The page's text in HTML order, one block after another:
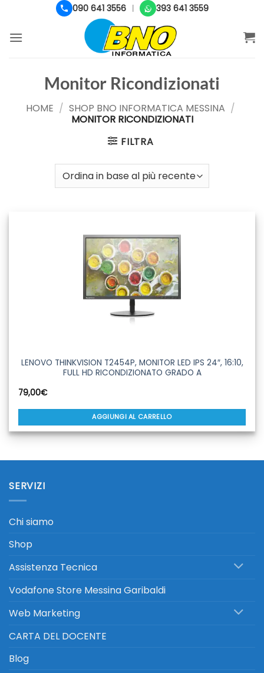
contenuti
090 641 3556 393 641 3559
Monitor Ricondizionati
HOME / SHOP BNO INFORMATICA MESSINA /
MONITOR RICONDIZIONATI
FILTRA
LENOVO THINKVISION T2454P, MONITOR LED IPS 24″, 16:10,
FULL HD RICONDIZIONATO GRADO A
79,00€
AGGIUNGI AL CARRELLO
SERVIZI
Chi siamo
Shop
Assistenza Tecnica
Vodafone Store Messina Garibaldi
Web Marketing
CARTA DEL DOCENTE
Blog